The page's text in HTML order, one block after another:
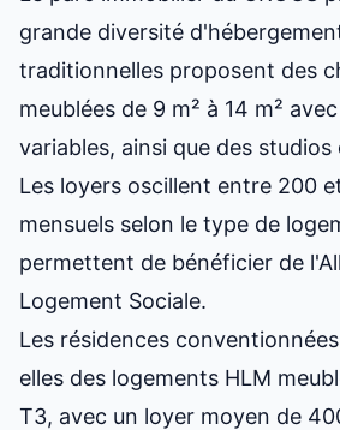
grande diversité
traditionnelles proposent des
meublées de 9 m² à 14 m²
variables, ainsi que des studios
Les loyers oscillent entre 200
mensuels selon le type de
permettent de bénéficier de
Logement Sociale.
Les résidences
elles des logements HLM
T3, avec un loyer moyen de